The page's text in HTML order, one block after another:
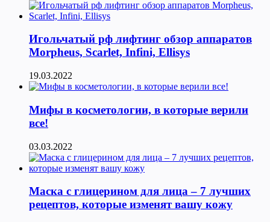
Игольчатый рф лифтинг обзор аппаратов
Morpheus, Scarlet, Infini, Ellisys
19.03.2022
Мифы в косметологии, в которые верили
все!
03.03.2022
Маска с глицерином для лица – 7 лучших
рецептов, которые изменят вашу кожу